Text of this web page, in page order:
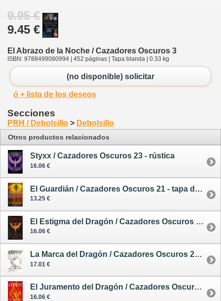
9.95 €
9.45 €
El Abrazo de la Noche / Cazadores Oscuros 3
ISBN: 9788499080994 | 452 páginas | Tapa blanda | 0.33 kg
(no disponible) solicitar
ó + lista de los deseos
Secciones
PRH / Debolsillo > Debolsillo
Otros productos relacionados
Styxx / Cazadores Oscuros 23 - rústica
16.06 €
El Guardián / Cazadores Oscuros 21 - tapa dura
13.25 €
El Estigma del Dragón / Cazadores Oscuros 25 - rústica
16.06 €
La Marca del Dragón / Cazadores Oscuros 26 - rústica
17.01 €
El Juramento del Dragón / Cazadores Oscuros 27 - rústica
16.06 €